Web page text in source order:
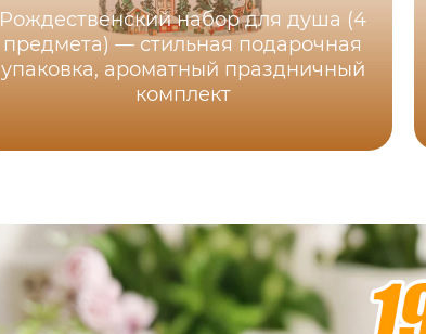
Рождественский набор для душа (4
предмета) — стильная подарочная
упаковка, ароматный праздничный
комплект